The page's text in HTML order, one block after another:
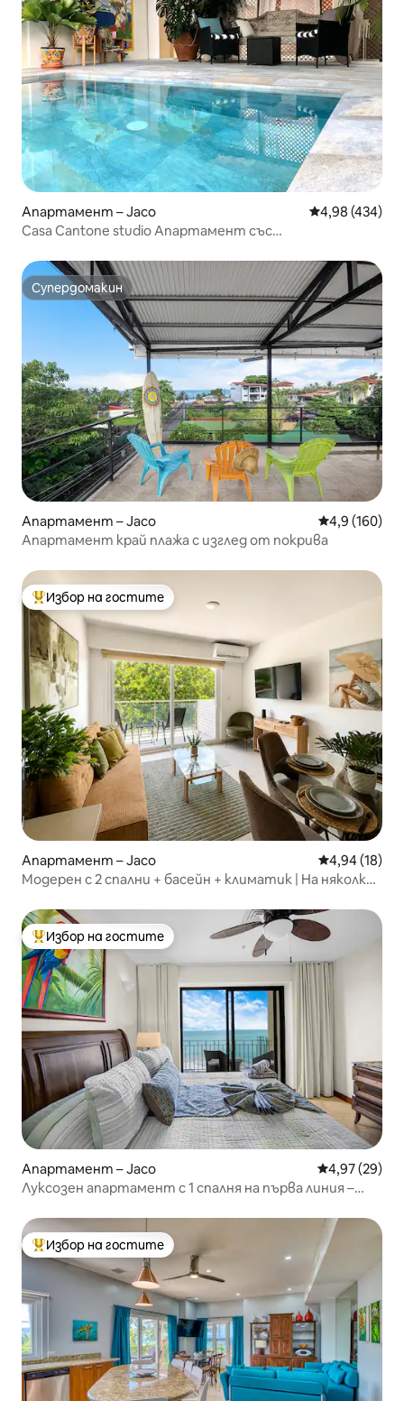
Апартамент – Jaco Средна
4,98 (434)
Casa Cantone studio Апартамент със
Супердомакин
Супердомакин
Апартамент – Jaco Средна
4,9 (160)
Апартамент край плажа с изглед от покрива
Най-популярен избор на гостите
Избор на гостите
Апартамент – Jaco Средна
4,94 (18)
Модерен с 2 спални + басейн + климатик | На няколко
Най-популярен избор на гостите
Избор на гостите
Апартамент – Jaco Средна
4,97 (29)
Луксозен апартамент с 1 спалня на първа линия –
Най-популярен избор на гостите
Избор на гостите